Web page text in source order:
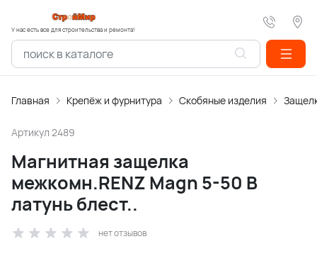
У нас есть все для строительства и ремонта!
Главная Крепёж и фурнитура Скобяные изделия
Артикул 2489
Магнитная защелка
межкомн.RENZ Magn 5-50 B
латунь блест..
нет отзывов